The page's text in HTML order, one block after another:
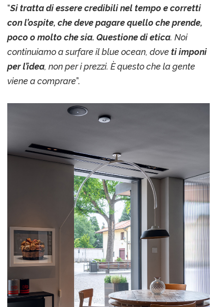
“Si tratta di essere credibili nel tempo e corretti
con l’ospite, che deve pagare quello che prende,
poco o molto che sia. Questione di etica. Noi
continuiamo a surfare il blue ocean, dove ti imponi
per l’idea, non per i prezzi. È questo che la gente
viene a comprare”.